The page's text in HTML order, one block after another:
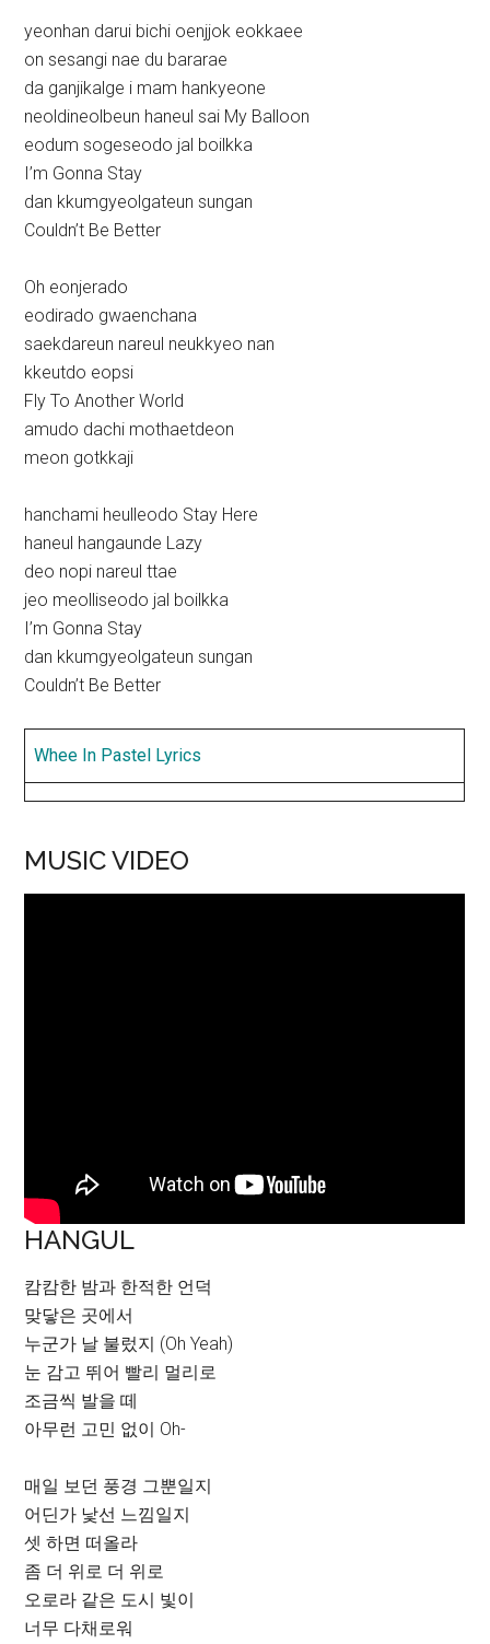
yeonhan darui bichi oenjjok eokkaee
on sesangi nae du bararae
da ganjikalge i mam hankyeone
neoldineolbeun haneul sai My Balloon
eodum sogeseodo jal boilkka
I’m Gonna Stay
dan kkumgyeolgateun sungan
Couldn’t Be Better
Oh eonjerado
eodirado gwaenchana
saekdareun nareul neukkyeo nan
kkeutdo eopsi
Fly To Another World
amudo dachi mothaetdeon
meon gotkkaji
hanchami heulleodo Stay Here
haneul hangaunde Lazy
deo nopi nareul ttae
jeo meolliseodo jal boilkka
I’m Gonna Stay
dan kkumgyeolgateun sungan
Couldn’t Be Better
Whee In Pastel Lyrics
MUSIC VIDEO
HANGUL
캄캄한 밤과 한적한 언덕
맞닿은 곳에서
누군가 날 불렀지 (Oh Yeah)
눈 감고 뛰어 빨리 멀리로
조금씩 발을 떼
아무런 고민 없이 Oh-
매일 보던 풍경 그뿐일지
어딘가 낯선 느낌일지
셋 하면 떠올라
좀 더 위로 더 위로
오로라 같은 도시 빛이
너무 다채로워